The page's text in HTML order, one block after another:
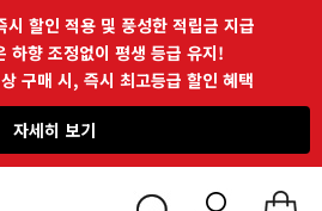
시 할인 적용 및 풍성한 적립금 지급
하향 조정없이 평생 등급 유지!
구매 시, 즉시 최고등급 할인 혜택
자세히 보기